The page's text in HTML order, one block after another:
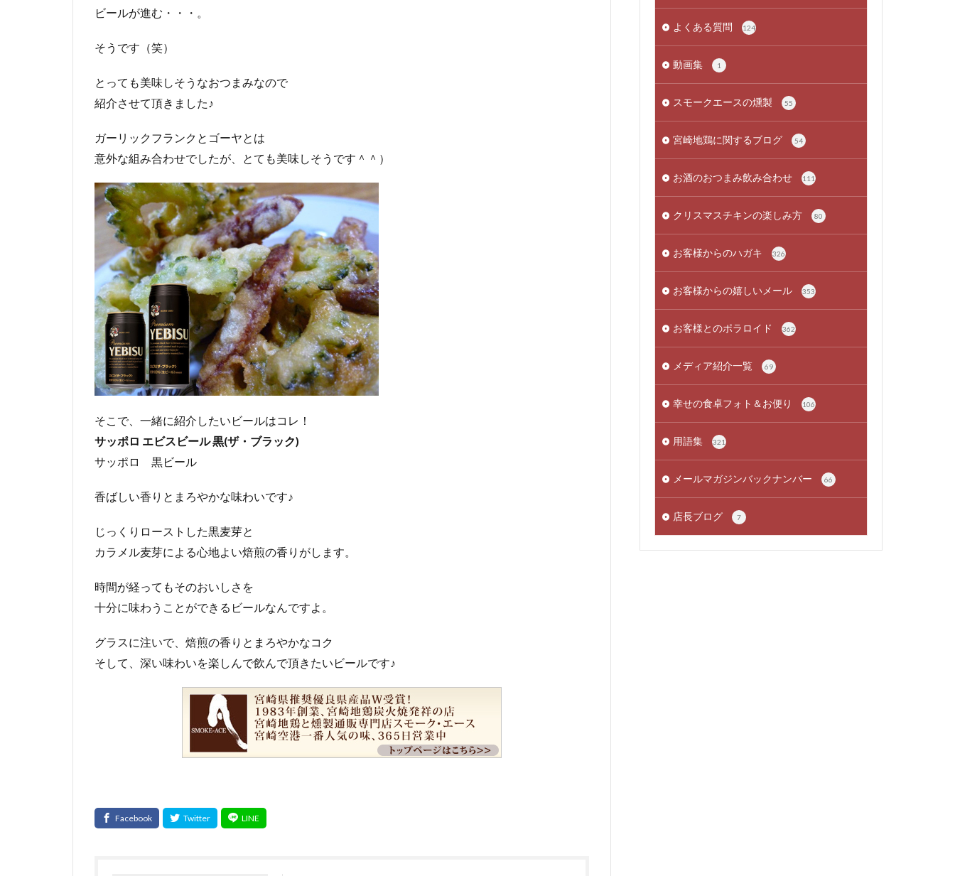
ビールが進む・・・。
そうです（笑）
とっても美味しそうなおつまみなので
紹介させて頂きました♪
ガーリックフランクとゴーヤとは
意外な組み合わせでしたが、とても美味しそうです＾＾）
そこで、一緒に紹介したいビールはコレ！
サッポロ エビスビール 黒(ザ・ブラック)
サッポロ 黒ビール
香ばしい香りとまろやかな味わいです♪
じっくりローストした黒麦芽と
カラメル麦芽による心地よい焙煎の香りがします。
時間が経ってもそのおいしさを
十分に味わうことができるビールなんですよ。
グラスに注いで、焙煎の香りとまろやかなコク
そして、深い味わいを楽しんで飲んで頂きたいビールです♪
よくある質問 124
動画集 1
スモークエースの燻製 55
宮崎地鶏に関するブログ 54
お酒のおつまみ飲み合わせ 111
クリスマスチキンの楽しみ方 80
お客様からのハガキ 326
お客様からの嬉しいメール 353
お客様とのポラロイド 362
メディア紹介一覧 69
幸せの食卓フォト＆お便り 106
用語集 321
メールマガジンバックナンバー 66
店長ブログ 7